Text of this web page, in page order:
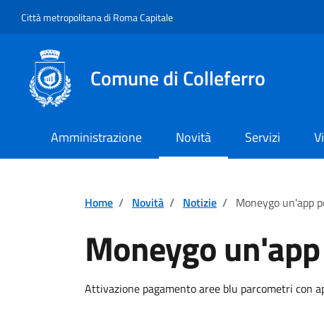
Città metropolitana di Roma Capitale
Comune di Colleferro
Amministrazione Novità Servizi
Home / Novità / Notizie / Moneygo un'app
Moneygo
Dettagli della
Attivazione pagamento aree blu parcometri con